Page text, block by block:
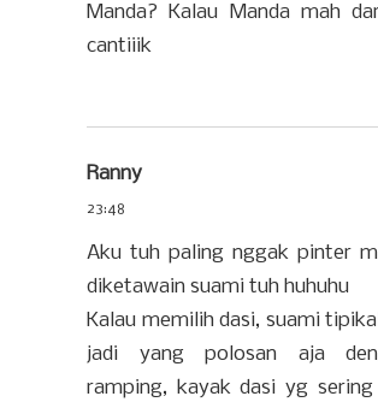
Manda? Kalau Manda mah
cantiiik
Ranny
23:48
Aku tuh paling nggak pinter
diketawain suami tuh huhuhu
Kalau memilih dasi, suami
jadi yang polosan aja
ramping, kayak dasi yg sering